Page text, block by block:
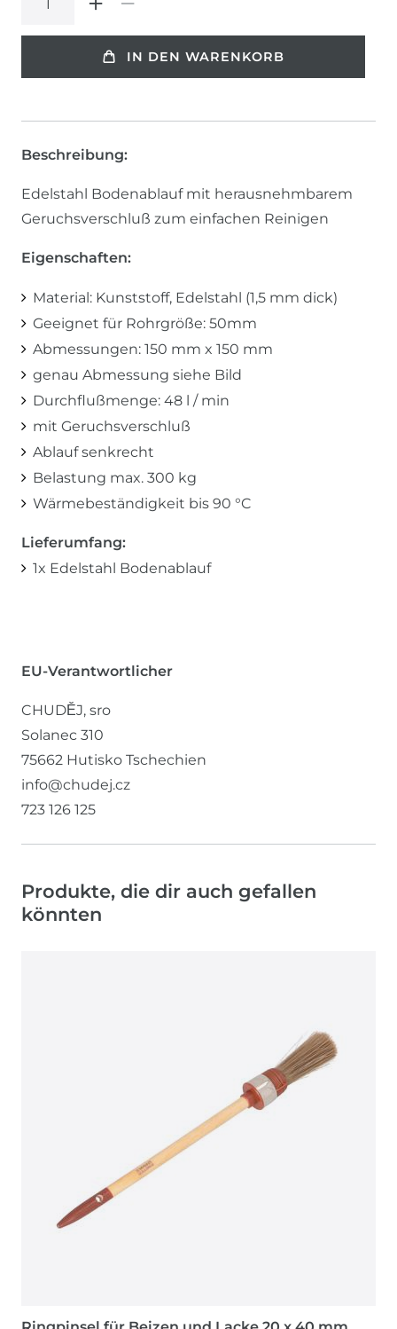
IN DEN WARENKORB
Beschreibung:
Edelstahl Bodenablauf mit herausnehmbarem
Geruchsverschluß zum einfachen Reinigen
Eigenschaften:
Material: Kunststoff, Edelstahl (1,5 mm dick)
Geeignet für Rohrgröße: 50mm
Abmessungen: 150 mm x 150 mm
genau Abmessung siehe Bild
Durchflußmenge: 48 l / min
mit Geruchsverschluß
Ablauf senkrecht
Belastung max. 300 kg
Wärmebeständigkeit bis 90 °C
Lieferumfang:
1x Edelstahl Bodenablauf
EU-Verantwortlicher
CHUDĚJ, sro
Solanec 310
75662 Hutisko Tschechien
info@chudej.cz
723 126 125
Produkte, die dir auch gefallen
könnten